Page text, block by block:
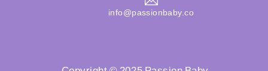
info@passionbaby.co